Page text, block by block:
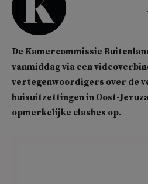
De Kamercommissie
vanmiddag via een
vertegenwoordigers over de
huisuitzettingen in Oost-
opmerkelijke clashes op.